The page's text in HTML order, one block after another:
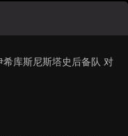
库斯尼斯塔史后备队 对